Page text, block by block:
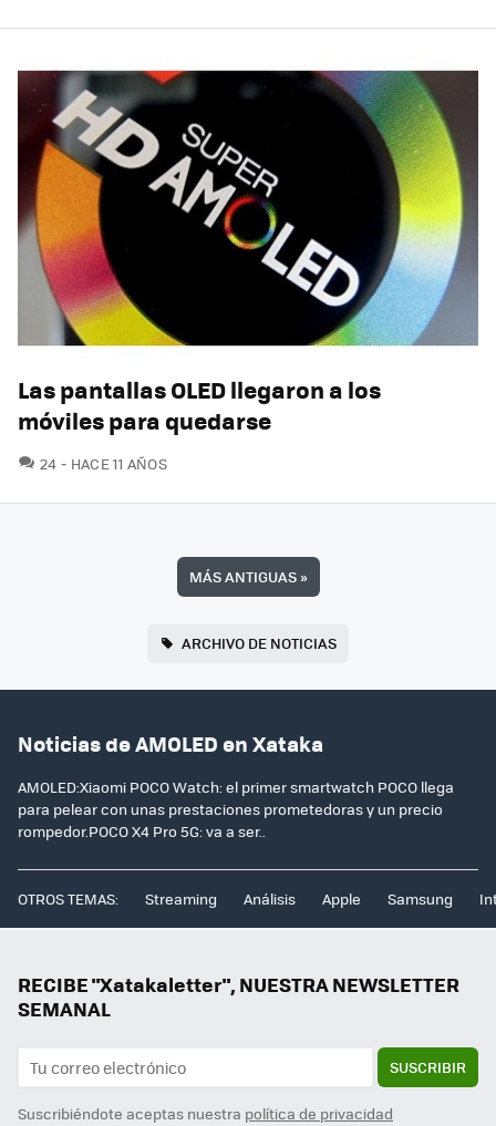
Las pantallas OLED llegaron a los
móviles para quedarse
24 COMENTARIOS
HACE 11 AÑOS
MÁS ANTIGUAS»
ARCHIVO DE NOTICIAS
Noticias de AMOLED en Xataka
AMOLED:Xiaomi POCO Watch: el primer smartwatch POCO llega
para pelear con unas prestaciones prometedoras y un precio
rompedor.POCO X4 Pro 5G: va a ser..
OTROS TEMAS: Streaming Análisis Apple Samsung
RECIBE "Xatakaletter", NUESTRA NEWSLETTER
SEMANAL
SUSCRIBIR
Suscribiéndote aceptas nuestra política de privacidad